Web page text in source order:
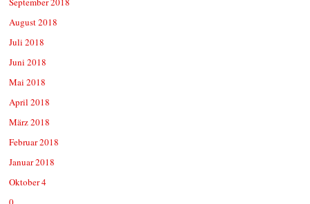
August 2018
Juli 2018
Juni 2018
Mai 2018
April 2018
März 2018
Februar 2018
Januar 2018
Oktober 4